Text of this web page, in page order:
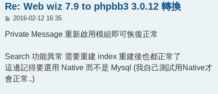
Re: Web wiz 7.9 to phpbb3 3.0.12 轉換
文
2016-02-12 16:35
Private Message 重新啟用模組即可恢復正常
Search 功能異常 需要重建 index 重建後也都正常了
這邊記得要選用 Native 而不是 Mysql (我自己測試用Native才
會正常..)